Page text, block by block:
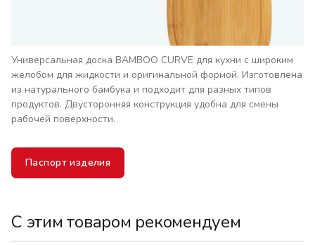
Универсальная доска BAMBOO CURVE для кухни с широким
желобом для жидкости и оригинальной формой. Изготовлена
из натурального бамбука и подходит для разных типов
продуктов. Двусторонняя конструкция удобна для смены
рабочей поверхности.
Паспорт изделия
С этим товаром рекомендуем